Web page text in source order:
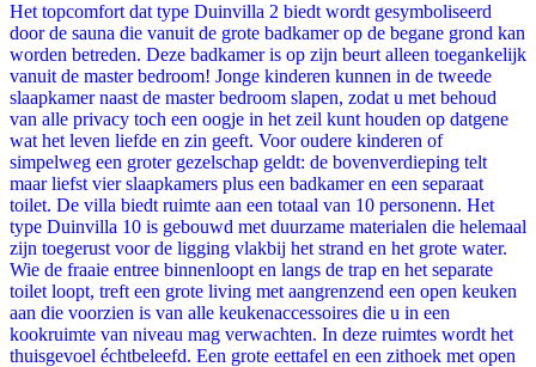
Het topcomfort dat type Duinvilla 2 biedt wordt gesymboliseerd
door de sauna die vanuit de grote badkamer op de begane grond kan
worden betreden. Deze badkamer is op zijn beurt alleen toegankelijk
vanuit de master bedroom! Jonge kinderen kunnen in de tweede
slaapkamer naast de master bedroom slapen, zodat u met behoud
van alle privacy toch een oogje in het zeil kunt houden op datgene
wat het leven liefde en zin geeft. Voor oudere kinderen of
simpelweg een groter gezelschap geldt: de bovenverdieping telt
maar liefst vier slaapkamers plus een badkamer en een separaat
toilet. De villa biedt ruimte aan een totaal van 10 personenn. Het
type Duinvilla 10 is gebouwd met duurzame materialen die helemaal
zijn toegerust voor de ligging vlakbij het strand en het grote water.
Wie de fraaie entree binnenloopt en langs de trap en het separate
toilet loopt, treft een grote living met aangrenzend een open keuken
aan die voorzien is van alle keukenaccessoires die u in een
kookruimte van niveau mag verwachten. In deze ruimtes wordt het
thuisgevoel échtbeleefd. Een grote eettafel en een zithoek met open